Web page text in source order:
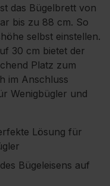
das Bügelbrett von
bis zu 88 cm. So
selbst einstellen.
30 cm bietet der
Platz zum
im Anschluss
Wenigbügler und
Lösung für
Bügeleisens auf